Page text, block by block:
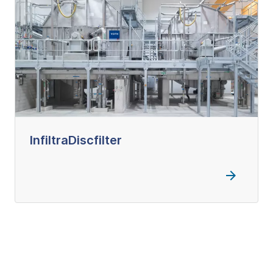
InfiltraDiscfilter